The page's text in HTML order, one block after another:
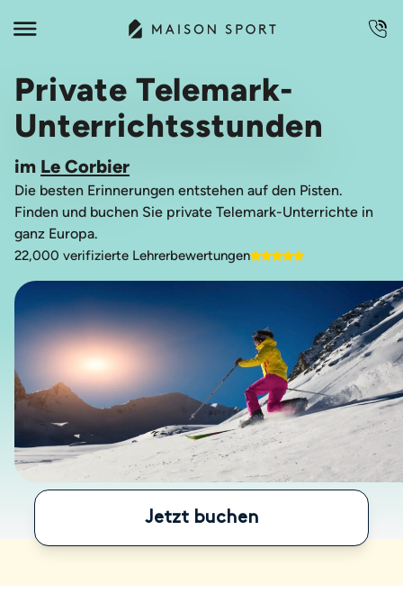
Private Telemark-
Unterrichtsstunden
im Le Corbier
Die besten Erinnerungen entstehen auf den Pisten.
Finden und buchen Sie private Telemark-Unterrichte in
ganz Europa.
22,000 verifizierte Lehrerbewertungen
Jetzt buchen